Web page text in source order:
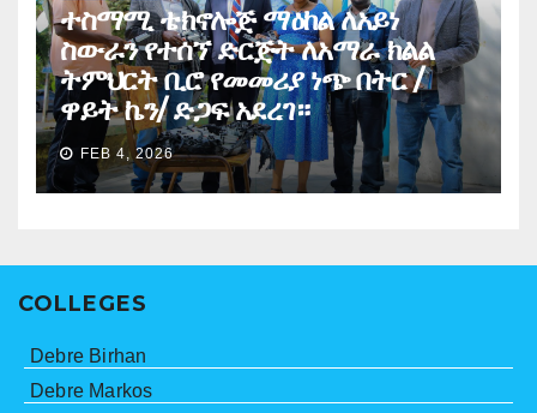
ተስማሚ ቴክኖሎጅ ማዕከል ለአይነ
ስውራን የተሰኘ ድርጅት ለአማራ ክልል
ትምህርት ቢሮ የመመሪያ ነጭ በትር /
ዋይት ኬን/ ድጋፍ አደረገ።
FEB 4, 2026
COLLEGES
Debre Birhan
Debre Markos